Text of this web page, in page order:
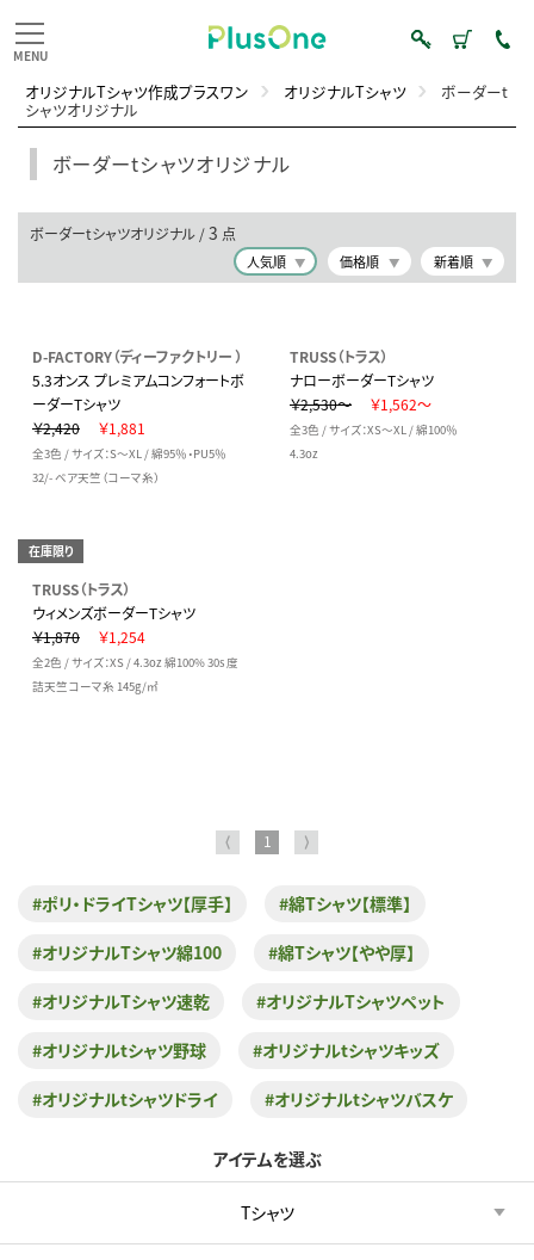
オリジナルTシャツ作成プラスワン オリジナルTシャツ ボーダーt
シャツオリジナル
ボーダーtシャツオリジナル
ボーダーtシャツオリジナル /3 点
人気順 価格順 新着順
D-FACTORY（ディーファクトリー ）
5.3オンス プレミアムコンフォートボ
ーダーTシャツ
￥2,420
￥1,881
全3色 / サイズ：S～XL / 綿95％・PU5％
32/- ベア天竺（コーマ糸）
TRUSS（トラス）
ナローボーダーTシャツ
￥2,530～
￥1,562～
全3色 / サイズ：XS～XL / 綿100％
4.3oz
在庫限り
TRUSS（トラス）
ウィメンズボーダーTシャツ
￥1,870
￥1,254
全2色 / サイズ：XS / 4.3oz 綿100% 30s 度
詰天竺コーマ糸 145g/㎡
⟨ 1 ⟩
#ポリ・ドライTシャツ【厚手】 #綿Tシャツ【標準】
#オリジナルTシャツ綿100 #綿Tシャツ【やや厚】
#オリジナルTシャツ速乾 #オリジナルTシャツペット
#オリジナルtシャツ野球 #オリジナルtシャツキッズ
#オリジナルtシャツドライ #オリジナルtシャツバスケ
アイテムを選ぶ
Tシャツ